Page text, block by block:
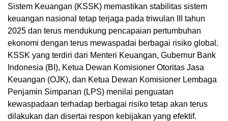
Sistem Keuangan (KSSK) memastikan stabilitas sistem
keuangan nasional tetap terjaga pada triwulan III tahun
2025 dan terus mendukung pencapaian pertumbuhan
ekonomi dengan terus mewaspadai berbagai risiko global.
KSSK yang terdiri dari Menteri Keuangan, Gubernur Bank
Indonesia (BI), Ketua Dewan Komisioner Otoritas Jasa
Keuangan (OJK), dan Ketua Dewan Komisioner Lembaga
Penjamin Simpanan (LPS) menilai penguatan
kewaspadaan terhadap berbagai risiko tetap akan terus
dilakukan dan disertai respon kebijakan yang efektif.